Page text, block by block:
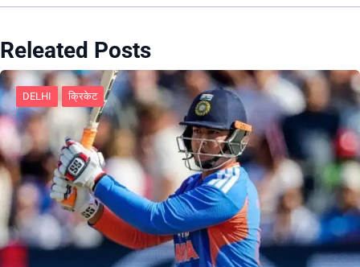
Releated Posts
DELHI क्रिकेट